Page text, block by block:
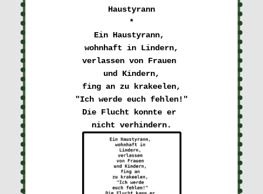
Haustyrann
*
Ein Haustyrann,
wohnhaft in Lindern,
verlassen von Frauen
und Kindern,
fing an zu krakeelen,
"Ich werde euch fehlen!"
Die Flucht konnte er